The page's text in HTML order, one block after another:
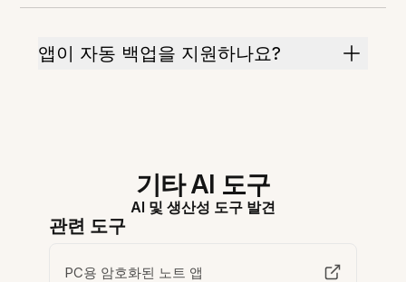
앱이 자동 백업을 지원하나요?
기타 AI 도구
AI 및 생산성 도구 발견
관련 도구
PC용 암호화된 노트 앱